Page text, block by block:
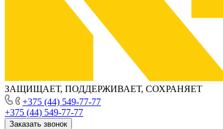
ЗАЩИЩАЕТ, ПОДДЕРЖИВАЕТ, СОХРАНЯЕТ
+375 (44) 549-77-77
+375 (44) 549-77-77
Заказать звонок